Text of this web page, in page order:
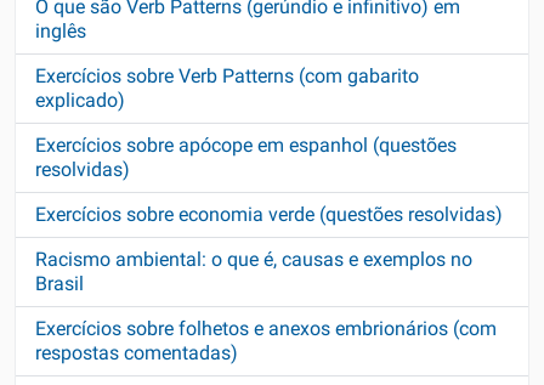
O que são Verb Patterns (gerúndio e infinitivo) em
inglês
Exercícios sobre Verb Patterns (com gabarito
explicado)
Exercícios sobre apócope em espanhol (questões
resolvidas)
Exercícios sobre economia verde (questões resolvidas)
Racismo ambiental: o que é, causas e exemplos no
Brasil
Exercícios sobre folhetos e anexos embrionários (com
respostas comentadas)